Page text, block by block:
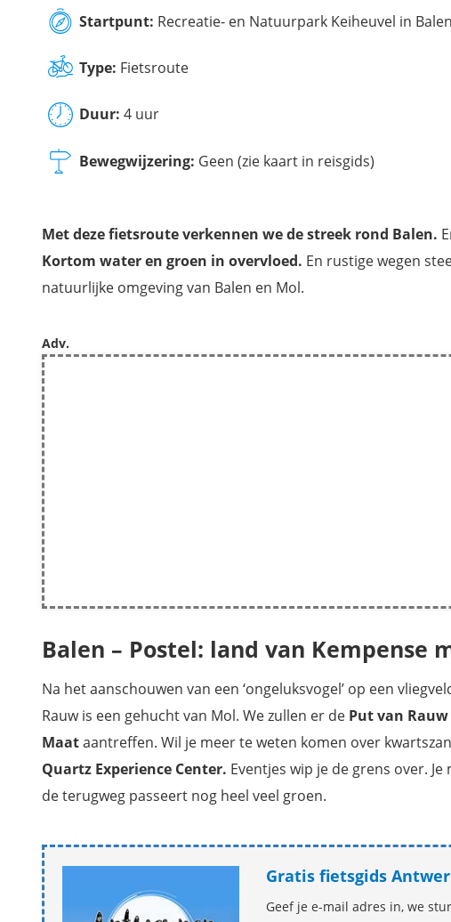
Startpunt: Recreatie- en Natuurpark Keiheuvel in Balen
Type: Fietsroute
Duur: 4 uur
Bewegwijzering: Geen (zie kaart in reisgids)
Met deze fietsroute verkennen we de streek rond Balen.
Kortom water en groen in overvloed. En rustige wegen
natuurlijke omgeving van Balen en Mol.
Adv.
Balen – Postel: land van Kempense
Na het aanschouwen van een ‘ongeluksvogel’ op een
Rauw is een gehucht van Mol. We zullen er de Put van Rauw
Maataantreffen. Wil je meer te weten komen over
Quartz Experience Center. Eventjes wip je de grens over.
de terugweg passeert nog heel veel groen.
Gratis fietsgids
Geef je e-mail adres in, we